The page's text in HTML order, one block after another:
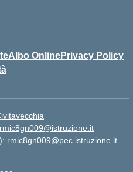
Albo OnlinePrivacy Policy
rmic8gn009@istruzione.it
rmic8gn009@pec.istruzione.it